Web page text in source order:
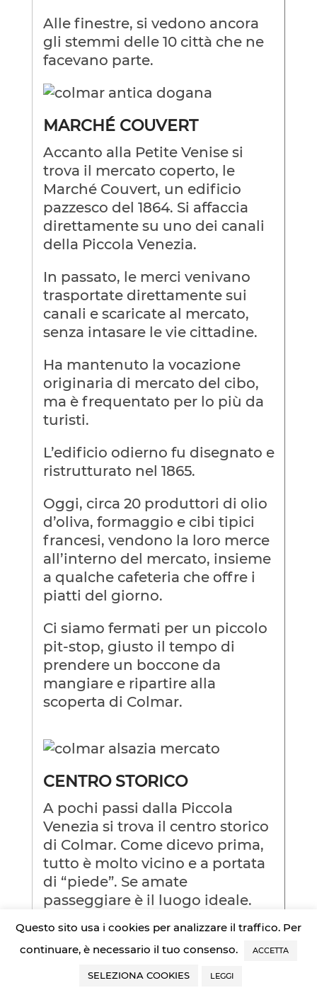
Alle finestre, si vedono ancora
gli stemmi delle 10 città che ne
facevano parte.
MARCHÉ COUVERT
Accanto alla Petite Venise si
trova il mercato coperto, le
Marché Couvert, un edificio
pazzesco del 1864. Si affaccia
direttamente su uno dei canali
della Piccola Venezia.
In passato, le merci venivano
trasportate direttamente sui
canali e scaricate al mercato,
senza intasare le vie cittadine.
Ha mantenuto la vocazione
originaria di mercato del cibo,
ma è frequentato per lo più da
turisti.
L’edificio odierno fu disegnato e
ristrutturato nel 1865.
Oggi, circa 20 produttori di olio
d’oliva, formaggio e cibi tipici
francesi, vendono la loro merce
all’interno del mercato, insieme
a qualche cafeteria che offre i
piatti del giorno.
Ci siamo fermati per un piccolo
pit-stop, giusto il tempo di
prendere un boccone da
mangiare e ripartire alla
scoperta di Colmar.
CENTRO STORICO
A pochi passi dalla Piccola
Venezia si trova il centro storico
di Colmar. Come dicevo prima,
tutto è molto vicino e a portata
di “piede”. Se amate
passeggiare è il luogo ideale.
Ci sono tantissimi edifici degni
di nota.
Vorrete entrare in ognuno di
Questo sito usa i cookies per analizzare il traffico. Per
continuare, è necessario il tuo consenso.
ACCETTA
SELEZIONA COOKIES LEGGI